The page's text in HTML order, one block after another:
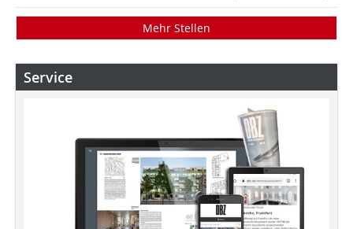
Mehr Stellen
Service